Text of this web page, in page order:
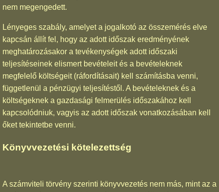
nem megengedett.
Lényeges szabály, amelyet a jogalkotó az összemérés elve
kapcsán állít fel, hogy az adott időszak eredményének
meghatározásakor a tevékenységek adott időszaki
teljesítéseinek elismert bevételeit és a bevételeknek
megfelelő költségeit (ráfordításait) kell számításba venni,
függetlenül a pénzügyi teljesítéstől. A bevételeknek és a
költségeknek a gazdasági felmerülés időszakához kell
kapcsolódniuk, vagyis az adott időszak vonatkozásában kell
őket tekintetbe venni.
Könyvvezetési kötelezettség
A számviteli törvény szerinti könyvvezetés nem más, mint az a